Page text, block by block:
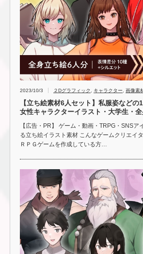
2023/10/3 ２Dグラフィック キャラクター 画像素
【立ち絵素材6人セット】私服姿など
女性キャラクターイラスト・大学生・
【広告・PR】 ゲーム・動画・TRPG・SNSア
る立ち絵イラスト素材 こんなゲームクリエイ
ＲＰＧゲームを作成している方…